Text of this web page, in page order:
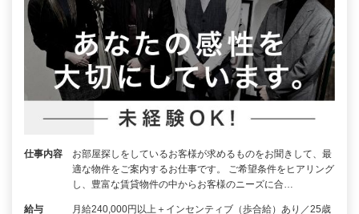
仕事内容
お部屋探しをしているお客様が求めるものをお聞きして、最
適な物件をご案内するお仕事です。 ご希望条件をヒアリング
し、豊富な賃貸物件の中からお客様のニーズに合…
給与
月給240,000円以上＋インセンティブ（歩合給）あり／25歳